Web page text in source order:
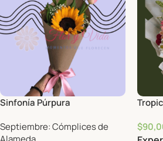
Sinfonía Púrpura
Septiembre: Cómplices de
$